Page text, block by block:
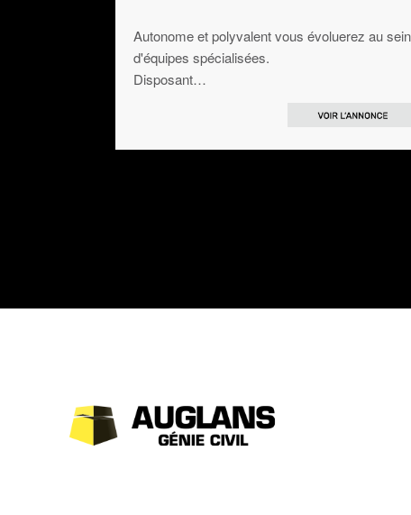
Autonome et polyvalent vous évoluerez au sein
d'équipes spécialisées.
Disposant…